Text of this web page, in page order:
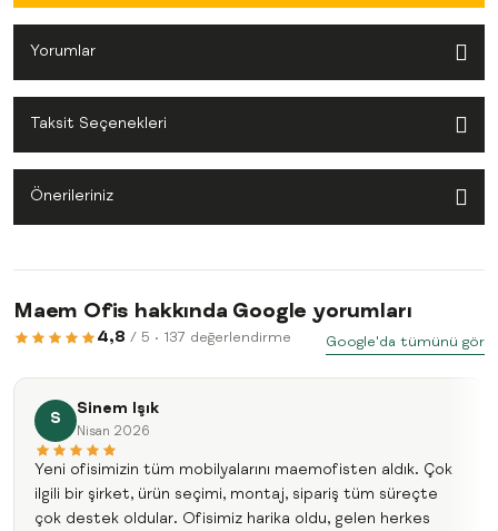
Yorumlar
Taksit Seçenekleri
Önerileriniz
Maem Ofis hakkında Google yorumları
4,8 / 5 · 137 değerlendirme Google'da tümünü gör
S
Sinem Işık
Nisan 2026
Yeni ofisimizin tüm mobilyalarını maemofisten aldık. Çok
ilgili bir şirket, ürün seçimi, montaj, sipariş tüm süreçte
çok destek oldular. Ofisimiz harika oldu, gelen herkes